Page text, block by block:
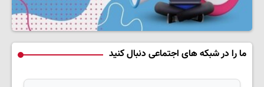
ما را در شبکه های اجتماعی دنبال کنید